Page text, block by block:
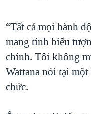
​“Tất cả mọi hành
mang tính biểu
chính. Tôi không
Wattana nói tại
chức.